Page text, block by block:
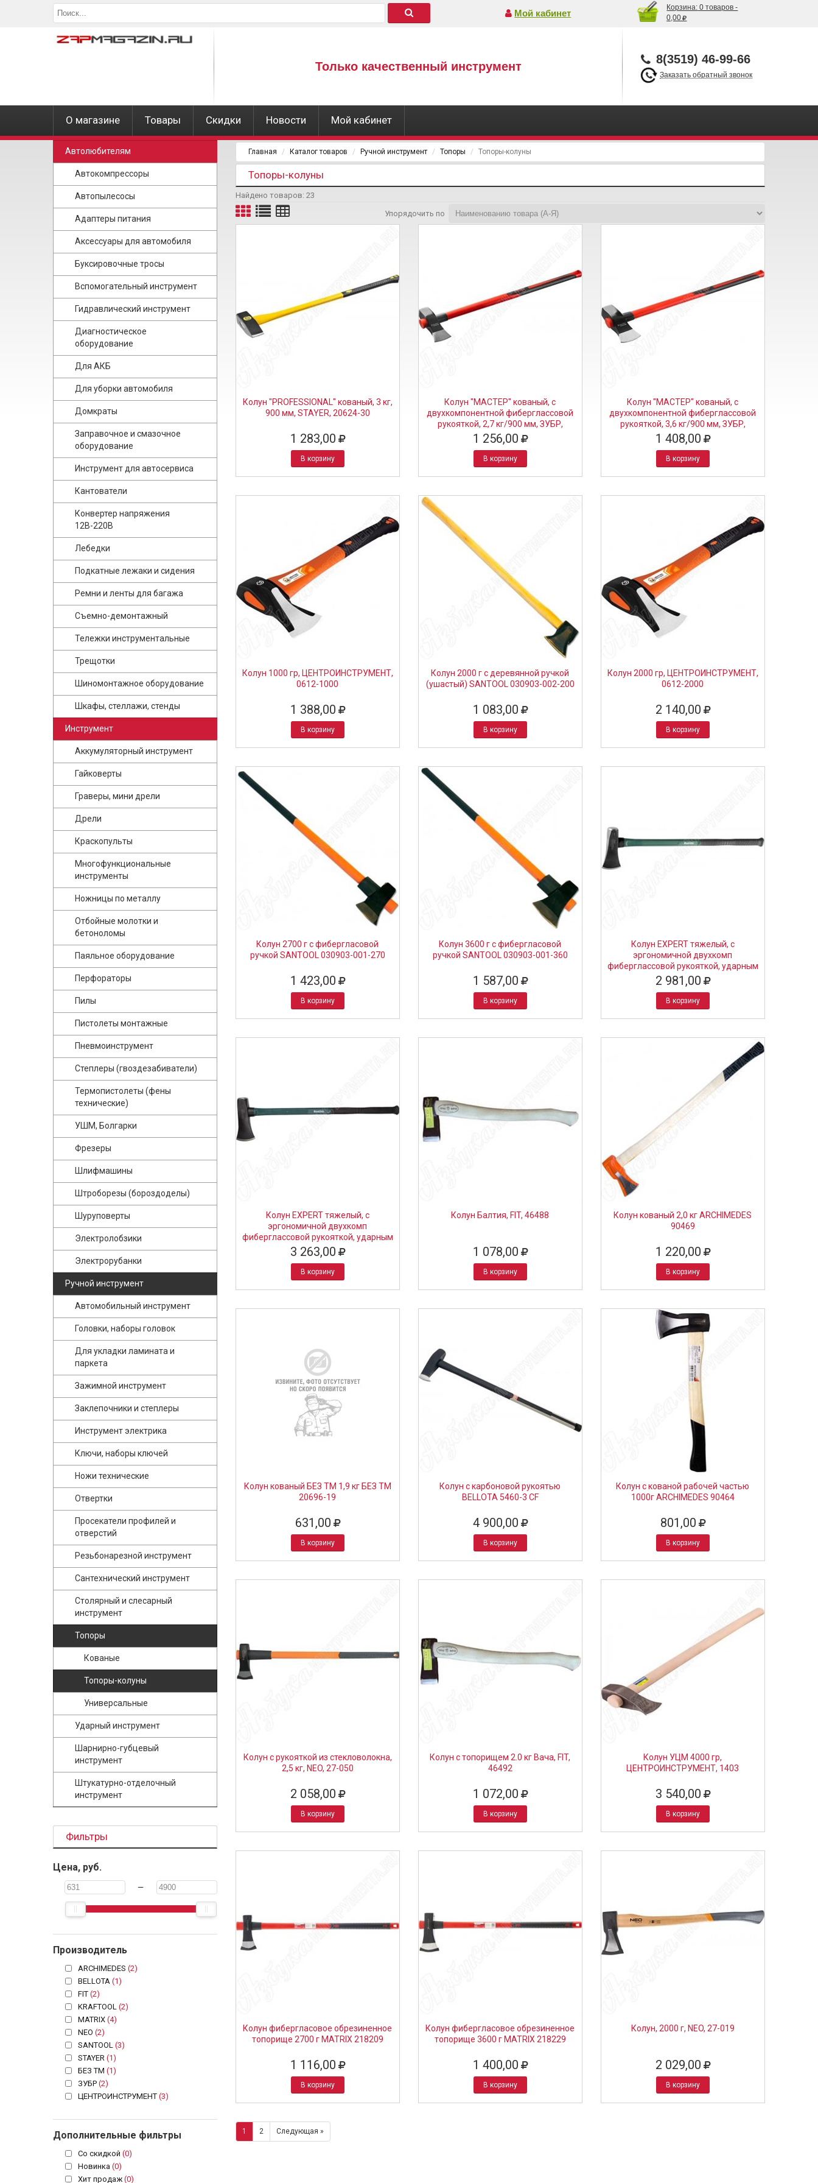
Мой кабинет
Корзина: 0 товаров -
0,00
Только качественный инструмент
8(3519) 46-99-66
Заказать обратный звонок
О магазине Товары Скидки Новости Мой кабинет
Автолюбителям
Автокомпрессоры
Автопылесосы
Адаптеры питания
Аксессуары для автомобиля
Буксировочные тросы
Вспомогательный инструмент
Гидравлический инструмент
Диагностическое
оборудование
Для АКБ
Для уборки автомобиля
Домкраты
Заправочное и смазочное
оборудование
Инструмент для автосервиса
Кантователи
Конвертер напряжения
12В-220В
Лебедки
Подкатные лежаки и сидения
Ремни и ленты для багажа
Съемно-демонтажный
Тележки инструментальные
Трещотки
Шиномонтажное оборудование
Шкафы, стеллажи, стенды
Инструмент
Аккумуляторный инструмент
Гайковерты
Граверы, мини дрели
Дрели
Краскопульты
Многофункциональные
инструменты
Ножницы по металлу
Отбойные молотки и
бетоноломы
Паяльное оборудование
Перфораторы
Пилы
Пистолеты монтажные
Пневмоинструмент
Степлеры (гвоздезабиватели)
Термопистолеты (фены
технические)
УШМ, Болгарки
Фрезеры
Шлифмашины
Штроборезы (бороздоделы)
Шуруповерты
Электролобзики
Электрорубанки
Ручной инструмент
Автомобильный инструмент
Головки, наборы головок
Для укладки ламината и
паркета
Зажимной инструмент
Заклепочники и степлеры
Инструмент электрика
Ключи, наборы ключей
Ножи технические
Отвертки
Просекатели профилей и
отверстий
Резьбонарезной инструмент
Сантехнический инструмент
Столярный и слесарный
инструмент
Топоры
Кованые
Топоры-колуны
Универсальные
Ударный инструмент
Шарнирно-губцевый
инструмент
Штукатурно-отделочный
инструмент
Фильтры
Цена, руб.
—
Производитель
ARCHIMEDES (2)
BELLOTA (1)
FIT (2)
KRAFTOOL (2)
MATRIX (4)
NEO (2)
SANTOOL (3)
STAYER (1)
БЕЗ ТМ (1)
ЗУБР (2)
ЦЕНТРОИНСТРУМЕНТ (3)
Дополнительные фильтры
Со скидкой (0)
Новинка (0)
Хит продаж (0)
Главная Каталог товаров Ручной инструмент Топоры Топоры-колуны
Топоры-колуны
Найдено товаров: 23
Упорядочить по
Колун "PROFESSIONAL" кованый, 3 кг,
900 мм, STAYER, 20624-30
1 283,00
В корзину
Колун "МАСТЕР" кованый, с
двухкомпонентной фиберглассовой
рукояткой, 2,7 кг/900 мм, ЗУБР,
20623-27
1 256,00
В корзину
Колун "МАСТЕР" кованый, с
двухкомпонентной фиберглассовой
рукояткой, 3,6 кг/900 мм, ЗУБР,
20623-36
1 408,00
В корзину
Колун 1000 гр, ЦЕНТРОИНСТРУМЕНТ,
0612-1000
1 388,00
В корзину
Колун 2000 г с деревянной ручкой
(ушастый) SANTOOL 030903-002-200
1 083,00
В корзину
Колун 2000 гр, ЦЕНТРОИНСТРУМЕНТ,
0612-2000
2 140,00
В корзину
Колун 2700 г с фибергласовой
ручкой SANTOOL 030903-001-270
1 423,00
В корзину
Колун 3600 г с фибергласовой
ручкой SANTOOL 030903-001-360
1 587,00
В корзину
Колун EXPERT тяжелый, с
эргономичной двухкомп
фиберглассовой рукояткой, ударным
обухом, длина 900мм, 2,7кг,
KRAFTOOL, 20657-27
2 981,00
В корзину
Колун EXPERT тяжелый, с
эргономичной двухкомп
фиберглассовой рукояткой, ударным
обухом, длина 900мм, 3,6кг,
KRAFTOOL, 20657-36
3 263,00
В корзину
Колун Балтия, FIT, 46488
1 078,00
В корзину
Колун кованый 2,0 кг ARCHIMEDES
90469
1 220,00
В корзину
Колун кованый БЕЗ ТМ 1,9 кг БЕЗ ТМ
20696-19
631,00
В корзину
Колун с карбоновой рукоятью
BELLOTA 5460-3 CF
4 900,00
В корзину
Колун с кованой рабочей частью
1000г ARCHIMEDES 90464
801,00
В корзину
Колун с рукояткой из стекловолокна,
2,5 кг, NEO, 27-050
2 058,00
В корзину
Колун с топорищем 2.0 кг Вача, FIT,
46492
1 072,00
В корзину
Колун УЦМ 4000 гр,
ЦЕНТРОИНСТРУМЕНТ, 1403
3 540,00
В корзину
Колун фибергласовое обрезиненное
топорище 2700 г MATRIX 218209
1 116,00
В корзину
Колун фибергласовое обрезиненное
топорище 3600 г MATRIX 218229
1 400,00
В корзину
Колун, 2000 г, NEO, 27-019
2 029,00
В корзину
1 2 Следующая »